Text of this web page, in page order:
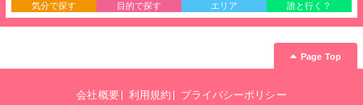
気分で探す 目的で探す エリア 誰と行く？
Page Top
会社概要 利用規約 プライバシーポリシー